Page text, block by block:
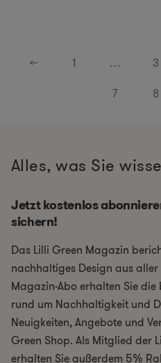
← 1 … 3
7
8
Alles, was Sie
Jetzt kostenlos
sichern!
Das Lilli Green Magazin
nachhaltiges Design aus
Magazin-Abo erhalten Sie
rund um Nachhaltigkeit und
Neuigkeiten, Angebote und
Green Shop. Als Mitglied der
erhalten Sie außerdem 5%